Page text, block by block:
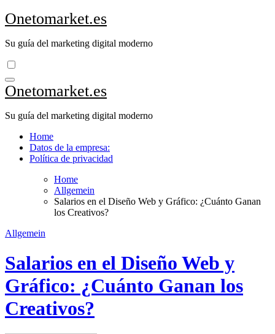
Zum
Inhalt
Onetomarket.es
Su guía del marketing digital moderno
Onetomarket.es
Su guía del marketing digital moderno
Home
Datos de la empresa:
Política de privacidad
Home
Allgemein
Salarios en el Diseño Web y Gráfico: ¿Cuánto Ganan
los Creativos?
Allgemein
Salarios en el Diseño Web y
Gráfico: ¿Cuánto Ganan los
Creativos?